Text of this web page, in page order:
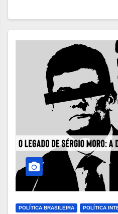
POLÍTICA BRASILEIRA POLÍTICA